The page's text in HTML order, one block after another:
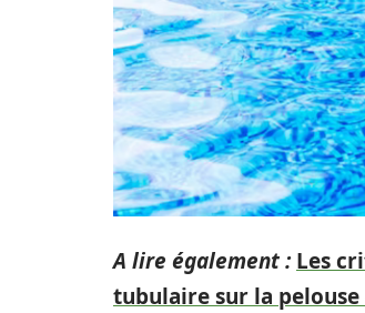
A lire également : Les
tubulaire sur la